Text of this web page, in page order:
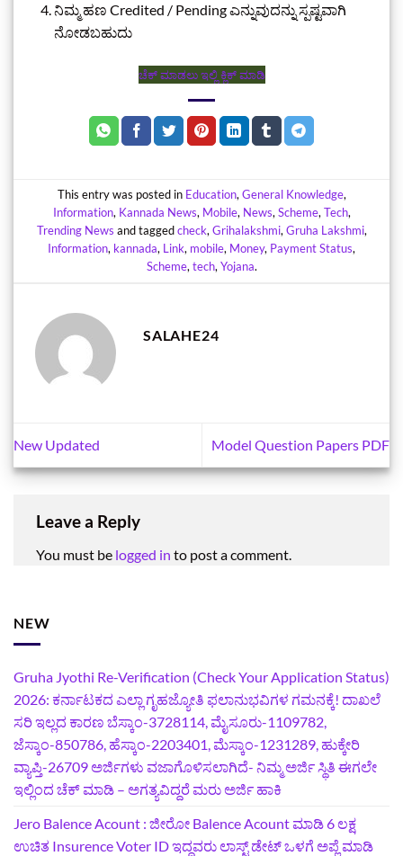
ನಿಮ್ಮ ಹಣ Credited / Pending ಎನ್ನುವುದನ್ನು ಸ್ಪಷ್ಟವಾಗಿ
ನೋಡಬಹುದು
ಚೆಕ್‌ ಮಾಡಲು ಇಲ್ಲಿ ಕ್ಲಿಕ್‌ ಮಾಡಿ
This entry was posted in Education,General Knowledge,
Information, Kannada News, Mobile, News,Scheme,Tech,
Trending News and taggedcheck,Grihalakshmi,Gruha Lakshmi,
Information, kannada, Link, mobile, Money, Payment Status,
Scheme,tech,Yojana.
SALAHE24
New Updated Model Question Papers PDF
Leave a Reply
You must be logged in to post a comment.
NEW
Gruha Jyothi Re-Verification (Check Your Application Status)
2026: ಕರ್ನಾಟಕದ ಎಲ್ಲಾ ಗೃಹಜ್ಯೋತಿ ಫಲಾನುಭವಿಗಳ ಗಮನಕ್ಕೆ! ದಾಖಲೆ
ಸರಿ ಇಲ್ಲದ ಕಾರಣ ಬೆಸ್ಕಾಂ-3728114, ಮೈಸೂರು-1109782,
ಜೆಸ್ಕಾಂ-850786, ಹೆಸ್ಕಾಂ-2203401, ಮೆಸ್ಕಾಂ-1231289, ಹುಕ್ಕೇರಿ
ವ್ಯಾಪ್ತಿ-26709 ಅರ್ಜಿಗಳು ವಜಾಗೊಳಿಸಲಾಗಿದೆ- ನಿಮ್ಮ ಅರ್ಜಿ ಸ್ಥಿತಿ ಈಗಲೇ
ಇಲ್ಲಿಂದ ಚೆಕ್ ಮಾಡಿ – ಅಗತ್ಯವಿದ್ದರೆ ಮರು ಅರ್ಜಿ ಹಾಕಿ
Jero Balence Acount : ಜೀರೋ Balence Acount ಮಾಡಿ 6 ಲಕ್ಷ
ಉಚಿತ Insurence Voter ID ಇದ್ದವರು ಲಾಸ್ಟ್‌ ಡೇಟ್‌ ಒಳಗೆ ಅಪ್ಲೆ ಮಾಡಿ